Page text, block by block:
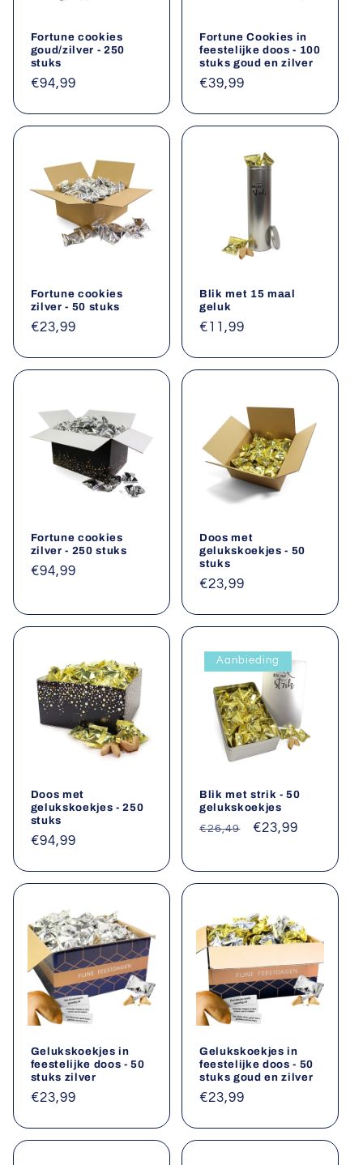
Fortune cookies
goud/zilver - 250
stuks
Normale
€94,99
Fortune Cookies in
feestelijke doos - 100
stuks goud en zilver
Normale
€39,99
Fortune cookies
zilver - 50 stuks
Normale
€23,99
Blik met 15 maal
geluk
Normale
€11,99
Fortune cookies
zilver - 250 stuks
Normale
€94,99
Doos met
gelukskoekjes - 50
stuks
Normale
€23,99
Doos met
gelukskoekjes - 250
stuks
Normale
€94,99
Aanbieding
Blik met strik - 50
gelukskoekjes
Normale
€26,49 €23,99
Gelukskoekjes in
feestelijke doos - 50
stuks zilver
Normale
€23,99
Gelukskoekjes in
feestelijke doos - 50
stuks goud en zilver
Normale
€23,99